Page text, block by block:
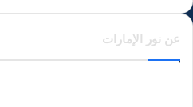
عن نور الإمارات